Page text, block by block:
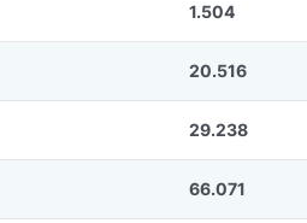
1.504
20.516
29.238
66.071